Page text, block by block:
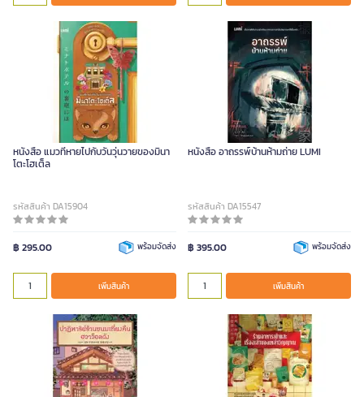
หนังสือ แมวที่หายไปกับวันวุ่นวายของมินา
โตะโฮเต็ล
รหัสสินค้า DA15904
฿ 295.00 พร้อมจัดส่ง
เพิ่มสินค้า
หนังสือ อาถรรพ์บ้านห้ามถ่าย LUMI
รหัสสินค้า DA15547
฿ 395.00 พร้อมจัดส่ง
เพิ่มสินค้า